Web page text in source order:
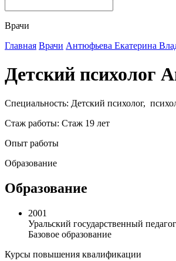
Врачи
Главная Врачи Антюфьева Екатерина
Детский психолог
Специальность: Детский психолог,
Стаж работы: Стаж 19 лет
Опыт работы
Образование
Образование
2001
Уральский государственный
Базовое образование
Курсы повышения квалификации